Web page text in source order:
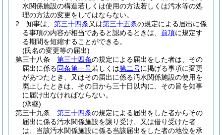
水関係施設の構造若しくは使用の方法若しくは汚水等の処
理の方法の変更をしてはならない。
2
知事は、 第三十四条又は第三十五条の規定による届出に係
る事項の内容が相当であると認めるときは、 前項に規定す
る期間を短縮することができる。
(氏名の変更等の届出)
第三十八条
第三十四条の規定による届出をした者は、その
届出に係る同条第一号若しくは第二号に掲げる事項に変更
があつたとき、又はその届出に係る汚水関係施設の使用を
廃止したときは、その日から三十日以内に、その旨を知事
に届け出なければならない。
(承継)
第三十九条
第三十四条の規定による届出をした者からその
届出に係る汚水関係施設を譲り受け、又は借り受けた者
は、当該汚水関係施設に係る当該届出をした者の地位を承